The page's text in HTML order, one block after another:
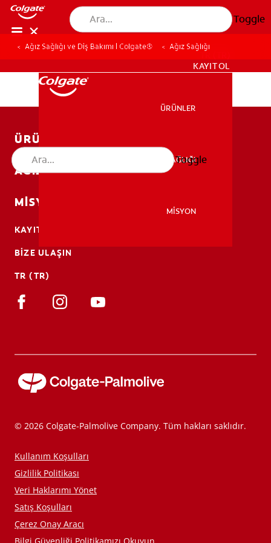
Toggle
MİSYON
KAYIT OL
KAYIT OL
ÜRÜNLER
AĞIZ SAĞLIĞI
MİSYON
Toggle
Ağız Sağlığı ve Diş Bakımı | Colgate® Ağız Sağlığı
ÜRÜNLER
AĞIZ SAĞLIĞI
MISYON
KAYIT OL
BIZE ULAŞIN
TR (TR)
© 2026 Colgate-Palmolive Company. Tüm hakları saklıdır.
Kullanım Koşulları
Gizlilik Politikası
Veri Haklarımı Yönet
Satış Koşulları
Çerez Onay Aracı